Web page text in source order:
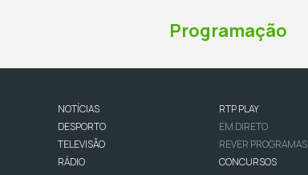
Programação
NOTÍCIAS
DESPORTO
TELEVISÃO
RÁDIO
RTP PLAY
EM DIRETO
REVER PROGRAMAS
CONCURSOS